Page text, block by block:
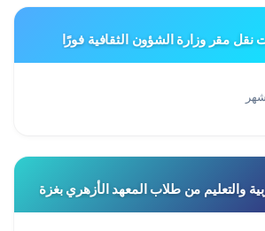
نقل مقر وزارة الشؤون الثقافية فورًا
والتعليم من طلاب المعهد الأزهري بغزة